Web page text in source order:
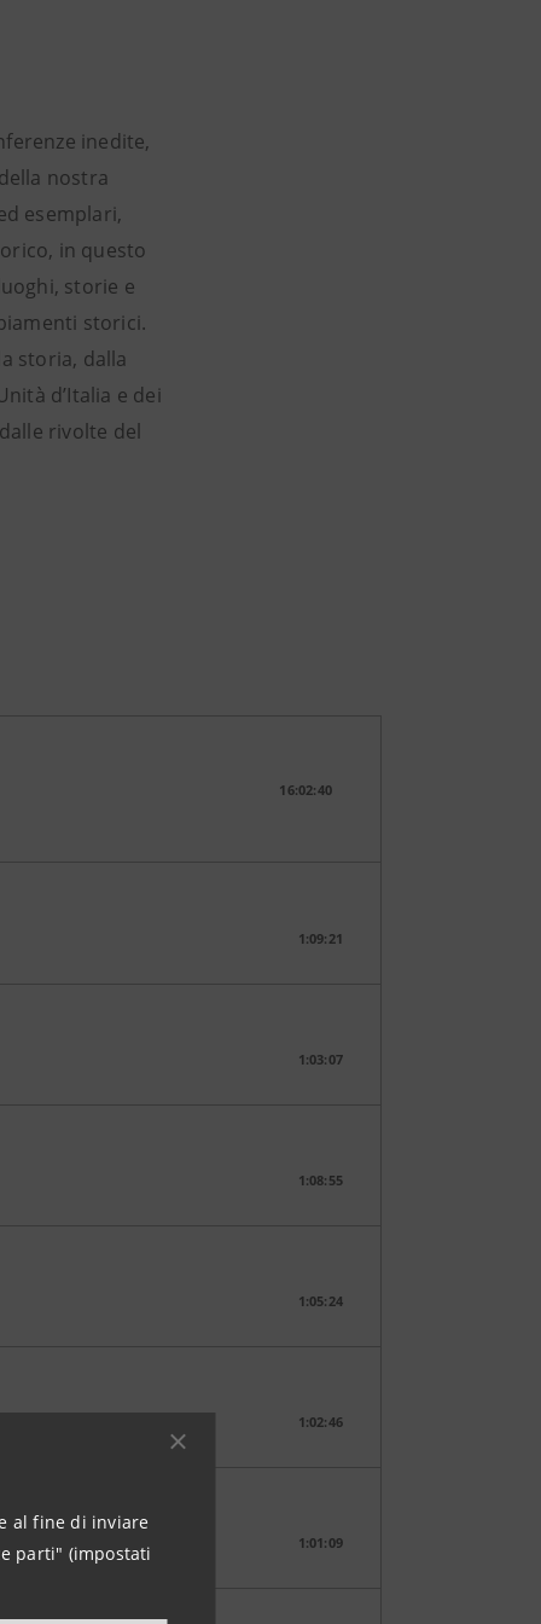
al fine di inviare
parti" (impostati
inedite,
nostra
esemplari,
in questo
storie e
storici.
storia, dalla
d’Italia e dei
rivolte del
16:02:40
1:09:21
1:03:07
1:08:55
1:05:24
1:02:46
1:01:09